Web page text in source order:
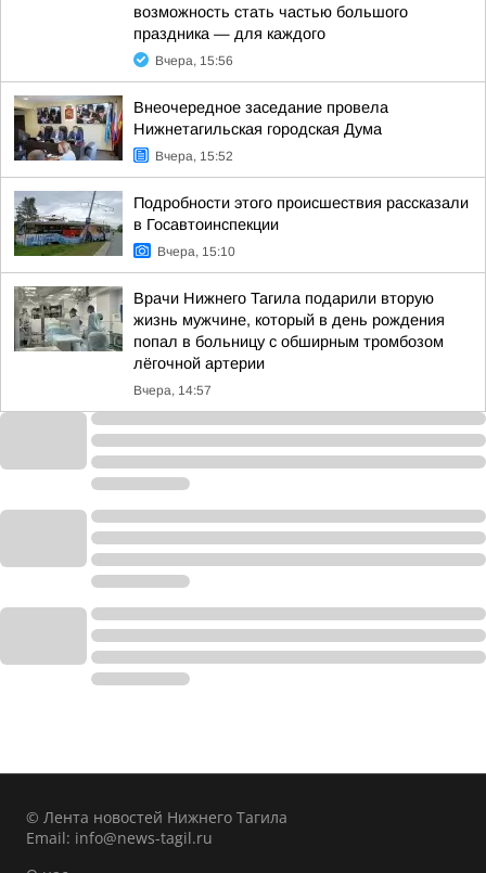
возможность стать частью большого
праздника — для каждого
Вчера, 15:56
Внеочередное заседание провела
Нижнетагильская городская Дума
Вчера, 15:52
Подробности этого происшествия рассказали
в Госавтоинспекции
Вчера, 15:10
Врачи Нижнего Тагила подарили вторую
жизнь мужчине, который в день рождения
попал в больницу с обширным тромбозом
лёгочной артерии
Вчера, 14:57
© Лента новостей Нижнего Тагила
Email: info@news-tagil.ru